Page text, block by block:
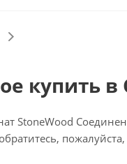
купить в
StoneWood